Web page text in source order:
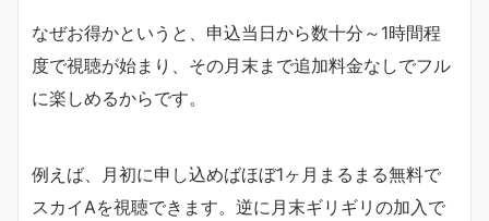
なぜお得かというと、申込当日から数十分～1時間程
度で視聴が始まり、その月末まで追加料金なしでフル
に楽しめるからです。
例えば、月初に申し込めばほぼ1ヶ月まるまる無料で
スカイAを視聴できます。逆に月末ギリギリの加入で